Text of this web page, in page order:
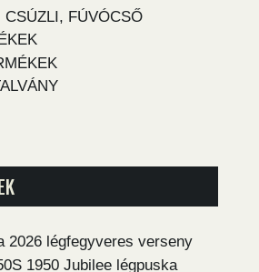
CSÚZLI, FÚVÓCSŐ
2026 légfegyveres verseny
1950 Jubilee légpuska